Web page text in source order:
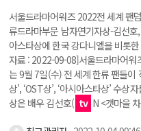
서울드라마어워즈 2022전 세계 팬
류드라마부문 남자연기자상-김선
아스타상에 한국 강다니엘을 비롯
자료 : 2022-09-08]서울드라마어워
는 9월 7일(수) 전 세계 한류 팬들이
상’, ‘OST상’, ‘아시아스타상’ 수
상은 배우 김선호( tv N <갯마을